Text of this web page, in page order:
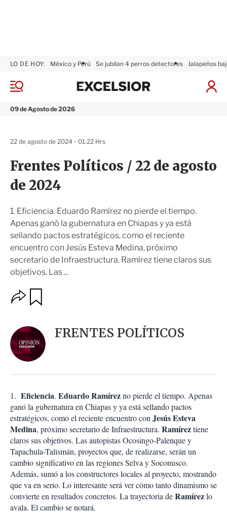
M
n
09 de Agosto de 2026
LO DE HOY: México y Perú Se jubilan 4 perros detectores Jalapeños
I
e
x
Frentes Políticos / 22 de agosto
de 2024
1. Eficiencia. Eduardo Ramírez no pierde el tiempo.
Apenas ganó la gubernatura en Chiapas y ya está
sellando pactos estratégicos, como el reciente
encuentro con Jesús Esteva Medina, próximo
secretario de Infraestructura. Ramírez tiene claros sus
objetivos. Las ...
22 de agosto de 2024 - 01:22 Hrs
O
p
o
n
e
s
o
m
p
a
r
t
i
r
a
r
FRENTES POLÍTICOS
1. Eficiencia. Eduardo Ramírezno pierde el tiempo. Apenas
ganó la gubernatura en Chiapas y ya está sellando pactos
estratégicos, como el reciente encuentro con Jesús Esteva
Medina, próximo secretario de Infraestructura. Ramíreztiene
claros sus objetivos. Las autopistas Ocosingo-Palenque y
Tapachula-Talismán, proyectos que, de realizarse, serán un
cambio significativo en las regiones Selva y Soconusco.
Además, sumó a los constructores locales al proyecto, mostrando
que va en serio. Lo interesante será ver cómo tanto dinamismo se
convierte en resultados concretos. La trayectoria deRamírezlo
avala. El cambio se notará.